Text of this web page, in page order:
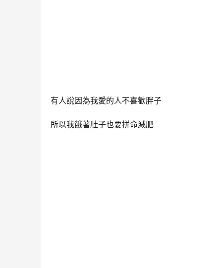
有人說因為我愛的人不喜歡胖子
所以我餓著肚子也要拼命減肥